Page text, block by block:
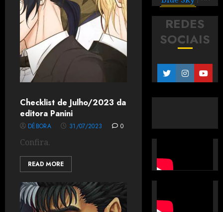
Checklist de Julho/2023 da
editora Panini
DÉBORA 31/07/2023 0
Confira.
READ MORE
REDES
SOCIAIS